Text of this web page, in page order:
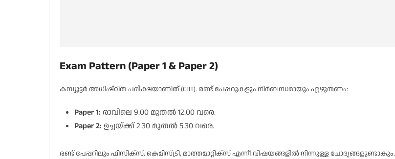
Exam Pattern (Paper 1 & Paper 2)
കമ്പ്യൂട്ടർ അധിഷ്ഠിത പരീക്ഷയാണിത് (CBT). രണ്ട് പേപ്പറുകളും നിർബന്ധമായും എഴുതണം:
Paper 1: രാവിലെ 9.00 മുതൽ 12.00 വരെ.
Paper 2: ഉച്ചയ്ക്ക് 2.30 മുതൽ 5.30 വരെ.
രണ്ട് പേപ്പറിലും ഫിസിക്സ്, കെമിസ്ട്രി, മാത്തമാറ്റിക്സ് എന്നീ വിഷയങ്ങളിൽ നിന്നുള്ള ചോദ്യങ്ങളുണ്ടാകും.